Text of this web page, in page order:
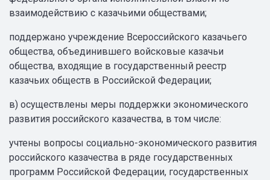
взаимодействию с казачьими обществами;
поддержано учреждение Всероссийского казачьего
общества, объединившего войсковые казачьи
общества, входящие в государственный реестр
казачьих обществ в Российской Федерации;
в) осуществлены меры поддержки экономического
развития российского казачества, в том числе:
учтены вопросы социально-экономического развития
российского казачества в ряде государственных
программ Российской Федерации, государственных